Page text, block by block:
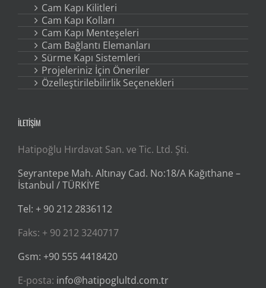
Cam Kapı Kilitleri
Cam Kapı Kolları
Cam Kapı Menteşeleri
Cam Bağlantı Elemanları
Sürme Kapı Sistemleri
Projeleriniz İçin Öneriler
Özelleştirilebilirlik Seçenekleri
İLETİŞİM
Hatipoğlu Hırdavat San. ve Tic. Ltd. Şti.
Seyrantepe Mah. Altınay Cad. No:18/A Kağıthane –
İstanbul / TÜRKİYE
Tel: + 90 212 2836112
Faks: + 90 212 3240717
Gsm: +90 555 4418420
E-posta: info@hatipoglultd.com.tr